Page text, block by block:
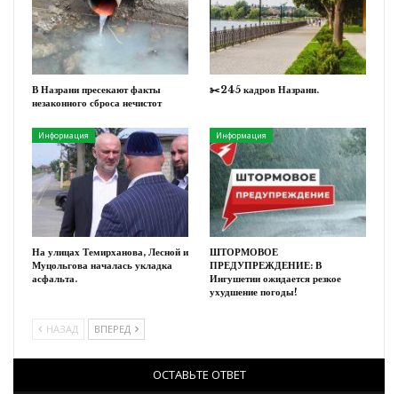
В Назрани пресекают факты
незаконного сброса нечистот
✂️245 кадров Назрани.
Информация
На улицах Темирханова, Лесной и
Муцольгова началась укладка
асфальта.
Информация
ШТОРМОВОЕ
ПРЕДУПРЕЖДЕНИЕ: В
Ингушетии ожидается резкое
ухудшение погоды!
НАЗАД ВПЕРЕД
ОСТАВЬТЕ ОТВЕТ